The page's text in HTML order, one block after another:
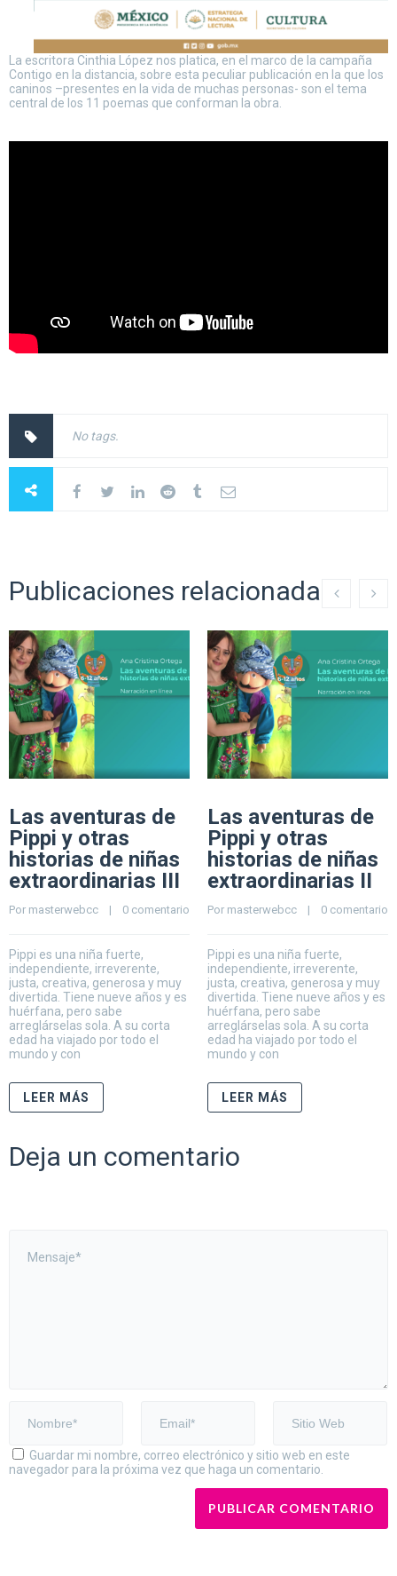
La escritora Cinthia López nos platica, en el marco de la campaña
Contigo en la distancia, sobre esta peculiar publicación en la que los
caninos –presentes en la vida de muchas personas- son el tema
central de los 11 poemas que conforman la obra.
No tags.
Publicaciones relacionadas
Las aventuras de
Pippi y otras
historias de niñas
extraordinarias III
Por masterwebcc
    |
0 comentario
Pippi es una niña fuerte,
independiente, irreverente,
justa, creativa, generosa y muy
divertida. Tiene nueve años y es
huérfana, pero sabe
arreglárselas sola. A su corta
edad ha viajado por todo el
mundo y con
LEER MÁS
Las aventuras de
Pippi y otras
historias de niñas
extraordinarias II
Por masterwebcc
    |
0 comentario
Pippi es una niña fuerte,
independiente, irreverente,
justa, creativa, generosa y muy
divertida. Tiene nueve años y es
huérfana, pero sabe
arreglárselas sola. A su corta
edad ha viajado por todo el
mundo y con
LEER MÁS
Deja un comentario
Guardar mi nombre, correo electrónico y sitio web en este
navegador para la próxima vez que haga un comentario.